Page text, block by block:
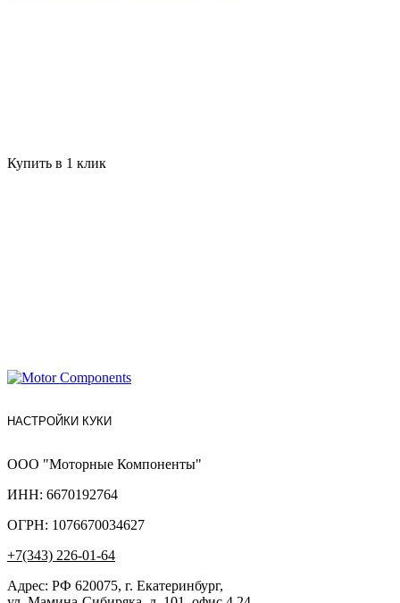
Купить в 1 клик
НАСТРОЙКИ КУКИ
ООО "Моторные Компоненты"
ИНН: 6670192764
ОГРН: 1076670034627
+7(343) 226-01-64
Адрес: РФ 620075, г. Екатеринбург,